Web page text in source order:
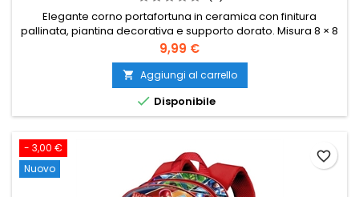
Elegante corno portafortuna in ceramica con finitura
pallinata, piantina decorativa e supporto dorato. Misura 8 × 8
× 22,5 cm ed è disponibile nei colori bianco, tortora, rosso e
oro.
Prezzo
9,99 €
 Aggiungi al carrello
 Disponibile
- 3,00 €
Nuovo
favorite_border